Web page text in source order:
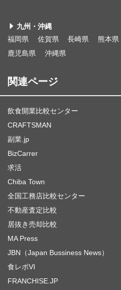
九州・沖縄
福岡県
佐賀県 長崎県 熊本県
鹿児島県
沖縄県
関連ページ
飲食開業比較センター
CRAFTSMAN
副業.jp
BizCarrer
求活
Chiba Town
全国工務店比較センター
不動産査定比較
居抜き売却比較
MA Press
JBN（Japan Bussiness News）
食レポVI
FRANCHISE.JP